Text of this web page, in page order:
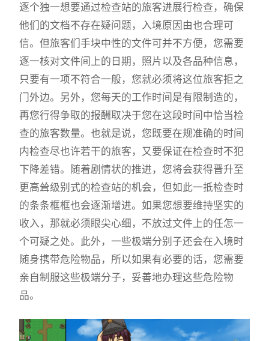
逐个独一想要通过检查站的旅客进展行检查，确保
他们的文档不存在疑问题，入境原因由也合理可
信。但旅客们手块中性的文件可并不方便，您需要
逐一核对文件间上的日期，照片以及各品种信息，
只要有一项不符合一般，您就必须将这位旅客拒之
门外边。另外，您每天的工作时间是有限制造的，
再您行得争取的报酬取决于您在这段时间中恰当检
查的旅客数量。也就是说，您既要在规准确的时间
内检查尽也许若干的旅客，又要保证在检查时不犯
下降差错。随着剧情状的推进，您将会获得晋升至
更高耸级别式的检查站的机会，但如此一抵检查时
的条条框框也会逐渐增进。如果您想要维持坚实的
收入，那就必须眼尖心细，不放过文件上的任怎一
个可疑之处。此外，一些极端分别子还会在入境时
随身携带危险物品，所以如果有必要的话，您需要
亲自制服这些极端分子，妥善地办理这些危险物
品。